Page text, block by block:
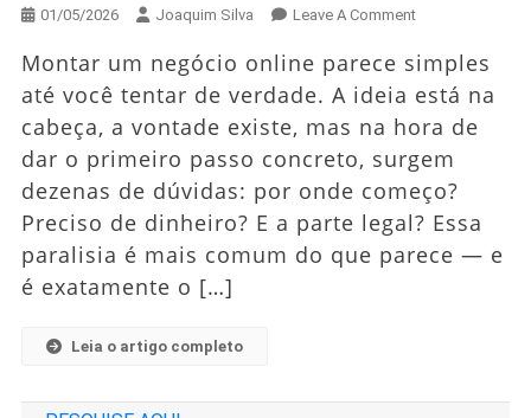
01/05/2026 Joaquim Silva Leave A CommentOn
Começar
Um
Negócio
Do
Zero:
Guia
Completo
Montar um negócio online parece simples
até você tentar de verdade. A ideia está na
cabeça, a vontade existe, mas na hora de
dar o primeiro passo concreto, surgem
dezenas de dúvidas: por onde começo?
Preciso de dinheiro? E a parte legal? Essa
paralisia é mais comum do que parece — e
é exatamente o […]
Leia o artigo completo